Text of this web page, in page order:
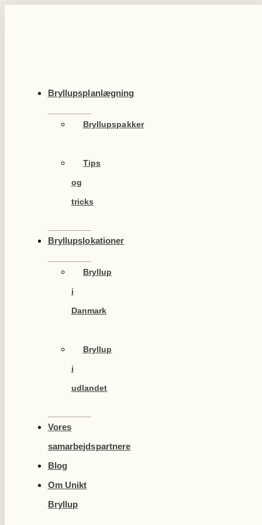
Bryllupsplanlægning
Bryllupspakker
Tips
og
tricks
Bryllupslokationer
Bryllup
i
Danmark
Bryllup
i
udlandet
Vores
samarbejdspartnere
Blog
Om Unikt
Bryllup